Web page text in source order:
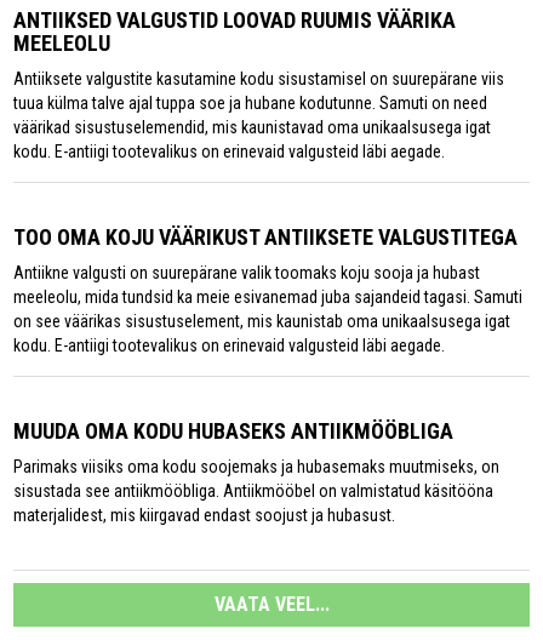
ANTIIKSED VALGUSTID LOOVAD RUUMIS VÄÄRIKA
MEELEOLU
Antiiksete valgustite kasutamine kodu sisustamisel on suurepärane viis
tuua külma talve ajal tuppa soe ja hubane kodutunne. Samuti on need
väärikad sisustuselemendid, mis kaunistavad oma unikaalsusega igat
kodu. E-antiigi tootevalikus on erinevaid valgusteid läbi aegade.
TOO OMA KOJU VÄÄRIKUST ANTIIKSETE VALGUSTITEGA
Antiikne valgusti on suurepärane valik toomaks koju sooja ja hubast
meeleolu, mida tundsid ka meie esivanemad juba sajandeid tagasi. Samuti
on see väärikas sisustuselement, mis kaunistab oma unikaalsusega igat
kodu. E-antiigi tootevalikus on erinevaid valgusteid läbi aegade.
MUUDA OMA KODU HUBASEKS ANTIIKMÖÖBLIGA
Parimaks viisiks oma kodu soojemaks ja hubasemaks muutmiseks, on
sisustada see antiikmööbliga. Antiikmööbel on valmistatud käsitööna
materjalidest, mis kiirgavad endast soojust ja hubasust.
VAATA VEEL...